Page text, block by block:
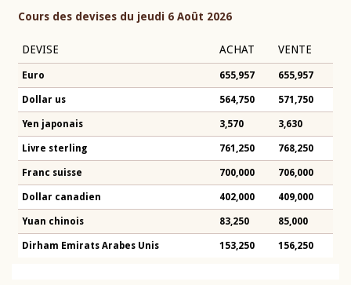
Cours des devises du jeudi 6 Août 2026
DEVISE ACHAT VENTE
Euro 655,957 655,957
Dollar us 564,750 571,750
Yen japonais 3,570 3,630
Livre sterling 761,250 768,250
Franc suisse 700,000 706,000
Dollar canadien 402,000 409,000
Yuan chinois 83,250 85,000
Dirham Emirats Arabes Unis 153,250 156,250